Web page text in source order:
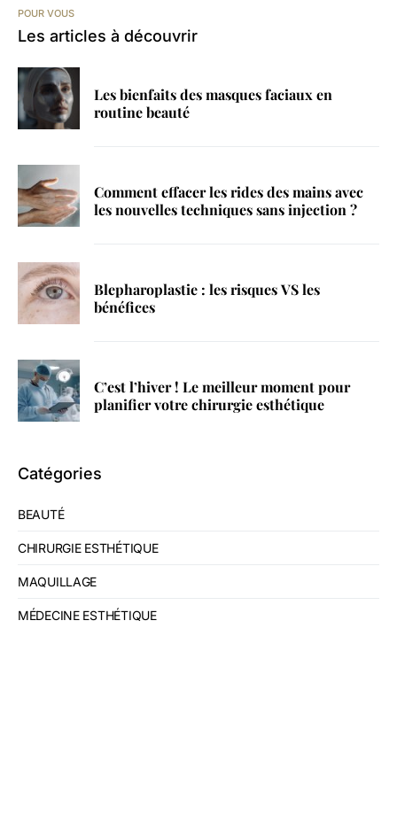
POUR VOUS
Les articles à découvrir
Les bienfaits des masques faciaux en
routine beauté
Comment effacer les rides des mains avec
les nouvelles techniques sans injection ?
Blepharoplastie : les risques VS les
bénéfices
C’est l’hiver ! Le meilleur moment pour
planifier votre chirurgie esthétique
Catégories
BEAUTÉ
CHIRURGIE ESTHÉTIQUE
MAQUILLAGE
MÉDECINE ESTHÉTIQUE